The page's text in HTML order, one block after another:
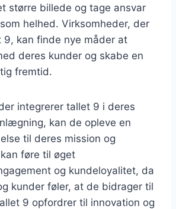
større billede og tage ansvar
helhed. Virksomheder, der
9, kan finde nye måder at
deres kunder og skabe en
fremtid.
integrerer tallet 9 i deres
kan de opleve en
til deres mission og
føre til øget
og kundeloyalitet, da
kunder føler, at de bidrager til
9 opfordrer til innovation og